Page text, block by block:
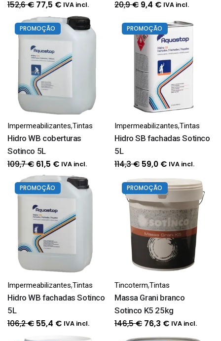
152,6€ O
preço
original
era:
152,6 €.
77,5 €O
preço
atual
77,5 €.
IVA incl. 20,9€ O
original
era:
20,9 €.
9,4 €O
atual
é:
9,4 €.
IVA incl.
PROMOÇÃO
Impermeabilizantes,Tintas
Hidro WB coberturas
Sotinco 5L
109,7€ O
preço
original
109,7 €.
61,5 €O
preço
atual
61,5 €.
IVA incl.
PROMOÇÃO
Impermeabilizantes,Tintas
Hidro SB fachadas Sotinco
5L
114,3€ O
original
era:
114,3 €.
59,0 €O
atual
é:
59,0 €.
IVA incl.
PROMOÇÃO
Impermeabilizantes,Tintas
Hidro WB fachadas Sotinco
5L
106,2€ O
55,4 €O
preço
IVA incl.
PROMOÇÃO
Tincoterm,Tintas
Massa Grani branco
Sotinco K5 25kg
146,5€ O
preço
76,3 €O
preço
IVA incl.